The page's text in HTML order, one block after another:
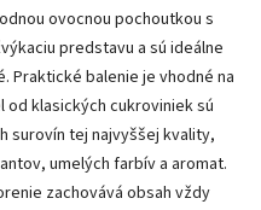
ovocnou pochoutkou s
predstavu a sú ideálne
Praktické balenie je vhodné na
klasických cukroviniek sú
surovín tej najvyššej kvality,
umelých farbív a aromat.
zachovává obsah vždy